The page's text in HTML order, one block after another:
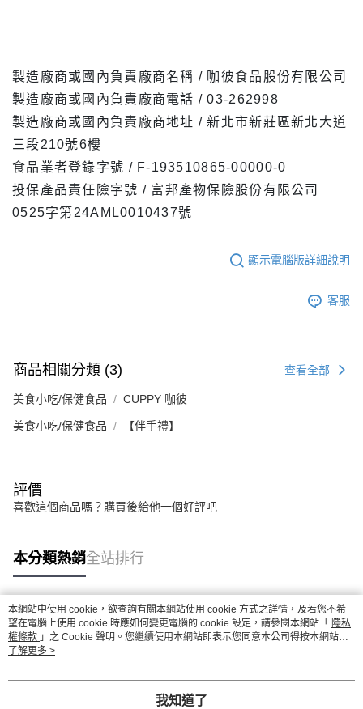
製造廠商或國內負責廠商名稱 / 咖彼食品股份有限公司
製造廠商或國內負責廠商電話 / 03-262998
製造廠商或國內負責廠商地址 / 新北市新莊區新北大道
三段210號6樓
食品業者登錄字號 / F-193510865-00000-0
投保產品責任險字號 / 富邦產物保險股份有限公司
0525字第24AML0010437號
顯示電腦版詳細說明
客服
商品相關分類 (3) 查看全部
美食小吃/保健食品 CUPPY 咖彼
美食小吃/保健食品 【伴手禮】
評價
喜歡這個商品嗎？購買後給他一個好評吧
本分類熱銷全站排行
熱門標籤
本網站中使用 cookie，欲查詢有關本網站使用 cookie 方式之詳情，及若您不希
望在電腦上使用 cookie 時應如何變更電腦的 cookie 設定，請參閱本網站「 隱私
權條款 」之 Cookie 聲明。您繼續使用本網站即表示您同意本公司得按本網站使
用條款之 Cookie 聲明使用 cookie。
了解更多 >
我知道了